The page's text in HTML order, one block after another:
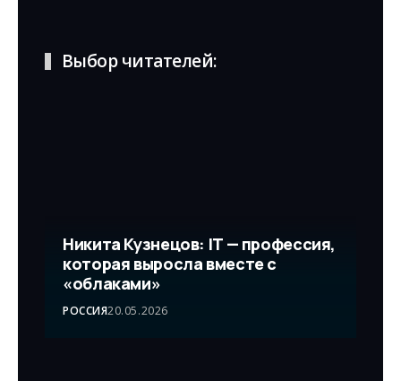
Выбор читателей:
Никита Кузнецов: IT — профессия,
которая выросла вместе с
«облаками»
РОССИЯ20.05.2026